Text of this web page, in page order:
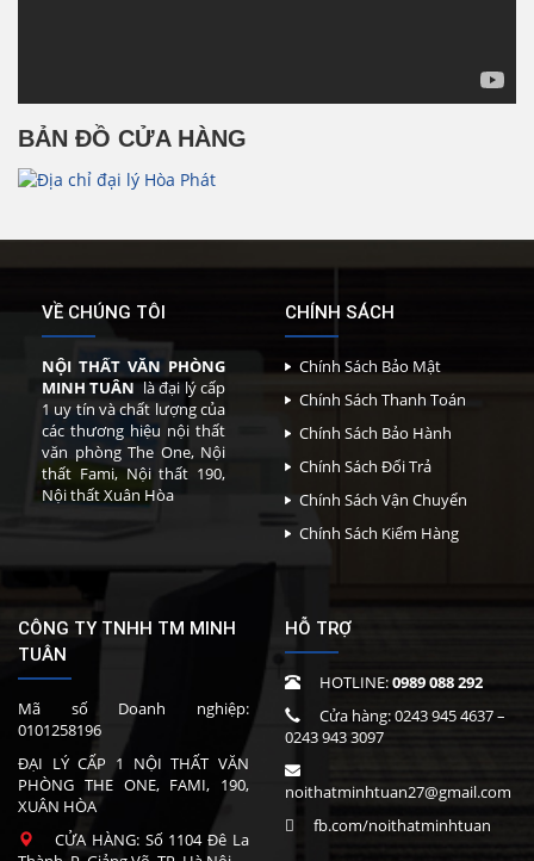
BẢN ĐỒ CỬA HÀNG
VỀ CHÚNG TÔI
NỘI THẤT VĂN PHÒNG
MINH TUÂN là đại lý cấp
1 uy tín và chất lượng của
các thương hiệu nội thất
văn phòng The One, Nội
thất Fami, Nội thất 190,
Nội thất Xuân Hòa
CHÍNH SÁCH
Chính Sách Bảo Mật
Chính Sách Thanh Toán
Chính Sách Bảo Hành
Chính Sách Đổi Trả
Chính Sách Vận Chuyển
Chính Sách Kiểm Hàng
CÔNG TY TNHH TM MINH
TUÂN
Mã số Doanh nghiệp:
0101258196
ĐẠI LÝ CẤP 1 NỘI THẤT VĂN
PHÒNG THE ONE, FAMI, 190,
XUÂN HÒA
CỬA HÀNG: Số 1104 Đê La
HỖ TRỢ
HOTLINE:0989 088 292
Cửa hàng:0243 945 4637–
0243 943 3097
noithatminhtuan27@gmail.com
fb.com/noithatminhtuan